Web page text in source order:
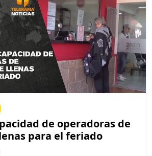
de operadoras de
para el feriado